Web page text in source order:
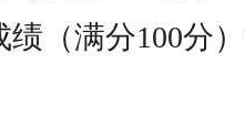
绩（满分100分